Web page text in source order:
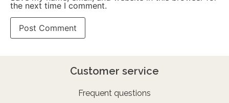
the next time I comment.
Customer service
Frequent questions